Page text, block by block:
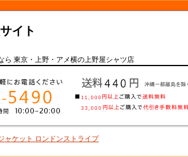
イト
ら 東京・上野・アメ横の上野屋シャツ店
ャケット ロンドンストライプ